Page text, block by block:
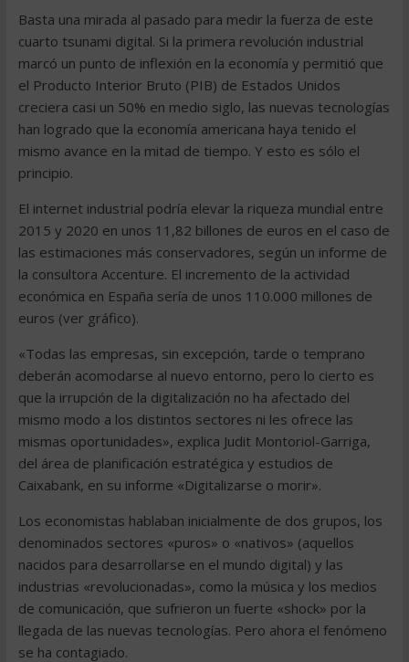
Basta una mirada al pasado para medir la fuerza de este
cuarto tsunami digital. Si la primera revolución industrial
marcó un punto de inflexión en la economía y permitió que
el Producto Interior Bruto (PIB) de Estados Unidos
creciera casi un 50% en medio siglo, las nuevas tecnologías
han logrado que la economía americana haya tenido el
mismo avance en la mitad de tiempo. Y esto es sólo el
principio.
El internet industrial podría elevar la riqueza mundial entre
2015 y 2020 en unos 11,82 billones de euros en el caso de
las estimaciones más conservadores, según un informe de
la consultora Accenture. El incremento de la actividad
económica en España sería de unos 110.000 millones de
euros (ver gráfico).
«Todas las empresas, sin excepción, tarde o temprano
deberán acomodarse al nuevo entorno, pero lo cierto es
que la irrupción de la digitalización no ha afectado del
mismo modo a los distintos sectores ni les ofrece las
mismas oportunidades», explica Judit Montoriol-Garriga,
del área de planificación estratégica y estudios de
Caixabank, en su informe «Digitalizarse o morir».
Los economistas hablaban inicialmente de dos grupos, los
denominados sectores «puros» o «nativos» (aquellos
nacidos para desarrollarse en el mundo digital) y las
industrias «revolucionadas», como la música y los medios
de comunicación, que sufrieron un fuerte «shock» por la
llegada de las nuevas tecnologías. Pero ahora el fenómeno
se ha contagiado.